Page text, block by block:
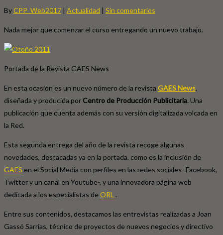
ByCPP_Web2017 | Actualidad | Sin comentarios
Nada mejor que comenzar el curso entregando un nuevo trabajo.
Portada de la Revista GAES News
En esta ocasión es un nuevo número de la revista GAES News,
diseñada y producida por Centro de Producción Publicitaria. Una
publicación que cuenta además con su versión digitalizada volcada en
la Red.
Esta segunda entrega del año de la revista recoge algunas
novedades, destacadas ya en la portada, como es la inclusión de
GAES en el Social Media con perfiles en las redes sociales -Facebook,
Twitter y un canal en Youtube-, y una innovadora página web
dedicada a los especialistas de ORL .
Entre sus contenidos, destacamos las entrevistas realizadas a Joan
Gassó Sarrias, técnico de proyectos de nuevos negocios y directivo